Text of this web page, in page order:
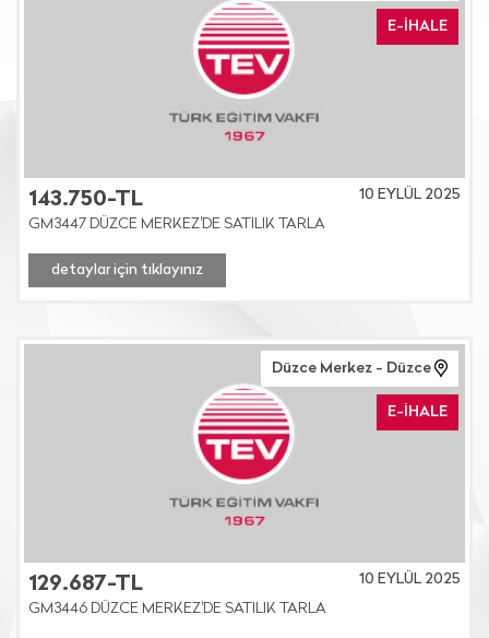
E-İHALE
143.750-TL
10 EYLÜL 2025
GM3447 DÜZCE MERKEZ'DE SATILIK TARLA
detaylar için tıklayınız
Düzce Merkez - Düzce
E-İHALE
129.687-TL
10 EYLÜL 2025
GM3446 DÜZCE MERKEZ'DE SATILIK TARLA